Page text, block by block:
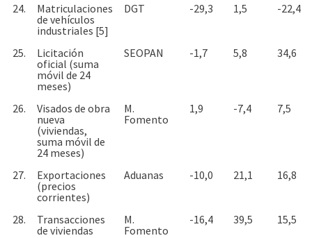
24.
Matriculaciones
de vehículos
industriales [5]
DGT -29,3 1,5 -22,4
25.
Licitación
oficial (suma
móvil de 24
meses)
SEOPAN -1,7 5,8 34,6
26.
Visados de obra
nueva
(viviendas,
suma móvil de
24 meses)
M.
Fomento
1,9 -7,4 7,5
27.
Exportaciones
(precios
corrientes)
Aduanas -10,0 21,1 16,8
28.
Transacciones
de viviendas
M.
Fomento
-16,4 39,5 15,5